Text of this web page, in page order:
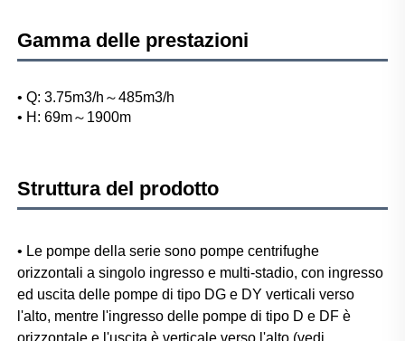
Gamma delle prestazioni
• Q: 3.75m3/h～485m3/h
• H: 69m～1900m
Struttura del prodotto
• Le pompe della serie sono pompe centrifughe
orizzontali a singolo ingresso e multi-stadio, con ingresso
ed uscita delle pompe di tipo DG e DY verticali verso
l'alto, mentre l'ingresso delle pompe di tipo D e DF è
orizzontale e l'uscita è verticale verso l'alto (vedi